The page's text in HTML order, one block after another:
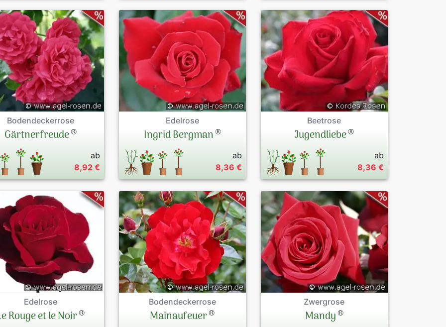
Bodendeckerrose
Gärtnerfreude®
ab
8,92 €
Edelrose
Ingrid Bergman®
ab
8,36 €
Beetrose
Jugendliebe®
ab
8,36 €
Edelrose
Rouge et le Noir®
Bodendeckerrose
Mainaufeuer®
Zwergrose
Mandy®